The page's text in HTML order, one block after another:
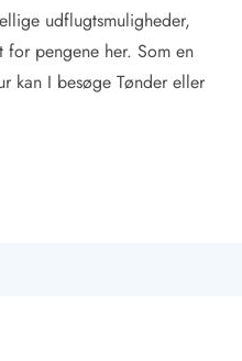
udflugtsmuligheder,
for pengene her. Som en
kan I besøge Tønder eller